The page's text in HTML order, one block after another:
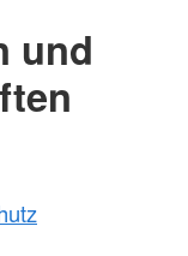
und